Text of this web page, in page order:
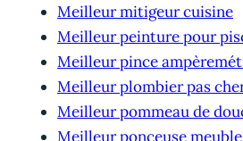
Meilleur mitigeur cuisine
Meilleur peinture pour
Meilleur pince
Meilleur plombier pas
Meilleur pommeau de
Meilleur ponceuse